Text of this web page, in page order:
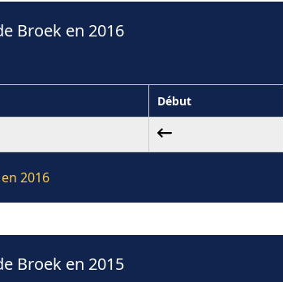
Broek en 2016
Début
2016
Broek en 2015